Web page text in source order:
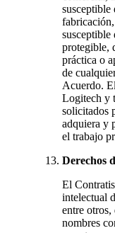
susceptible
susceptible
protegible,
práctica o
de
Acuerdo.
Logitech y
solicitados
adquiera y
el trabajo
Derechos
El
intelectual
entre otros,
nombres